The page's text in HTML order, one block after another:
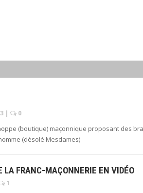
|
0
(boutique) maçonnique proposant des
(désolé Mesdames)
LA FRANC-MAÇONNERIE EN VIDÉO
1